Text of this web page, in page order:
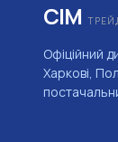
СІМ
Офіційний
Харкові,